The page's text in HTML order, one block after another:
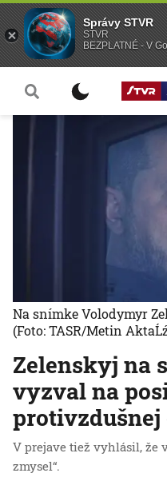
Zelenskyj na
vyzval na
V prejave tiež vyhlásil, že
zmysel“.
Na snímke Volodymyr
(Foto: TASR/Metin
Správy STVR
STVR
BEZPLATNÉ - V